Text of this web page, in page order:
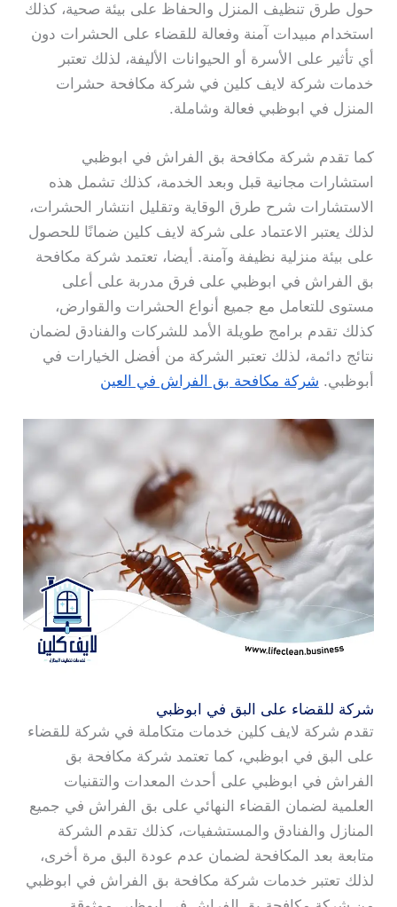
حول طرق تنظيف المنزل والحفاظ على بيئة صحية، كذلك
استخدام مبيدات آمنة وفعالة للقضاء على الحشرات دون
أي تأثير على الأسرة أو الحيوانات الأليفة، لذلك تعتبر
خدمات شركة لايف كلين في شركة مكافحة حشرات
المنزل في ابوظبي فعالة وشاملة.
كما تقدم شركة مكافحة بق الفراش في ابوظبي
استشارات مجانية قبل وبعد الخدمة، كذلك تشمل هذه
الاستشارات شرح طرق الوقاية وتقليل انتشار الحشرات،
لذلك يعتبر الاعتماد على شركة لايف كلين ضمانًا للحصول
على بيئة منزلية نظيفة وآمنة. أيضا، تعتمد شركة مكافحة
بق الفراش في ابوظبي على فرق مدربة على أعلى
مستوى للتعامل مع جميع أنواع الحشرات والقوارض،
كذلك تقدم برامج طويلة الأمد للشركات والفنادق لضمان
نتائج دائمة، لذلك تعتبر الشركة من أفضل الخيارات في
أبوظبي. شركة مكافحة بق الفراش في العين
شركة للقضاء على البق في ابوظبي
تقدم شركة لايف كلين خدمات متكاملة في شركة للقضاء
على البق في ابوظبي، كما تعتمد شركة مكافحة بق
الفراش في ابوظبي على أحدث المعدات والتقنيات
العلمية لضمان القضاء النهائي على بق الفراش في جميع
المنازل والفنادق والمستشفيات، كذلك تقدم الشركة
متابعة بعد المكافحة لضمان عدم عودة البق مرة أخرى،
لذلك تعتبر خدمات شركة مكافحة بق الفراش في ابوظبي